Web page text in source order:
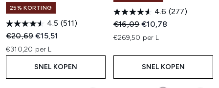
25% KORTING
4.5 (511)
Recommended Retail Price:
€20,69Huidige prijs:
€15,51
€310,20 per L
SNEL KOPEN
4.6 (277)
Recommended Retail Price:
€16,09Huidige prijs:
€10,78
€269,50 per L
SNEL KOPEN